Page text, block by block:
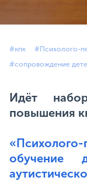
#кпк
#Психолого-
#сопровождение
Идёт
повышения
«Психолого-
обучение